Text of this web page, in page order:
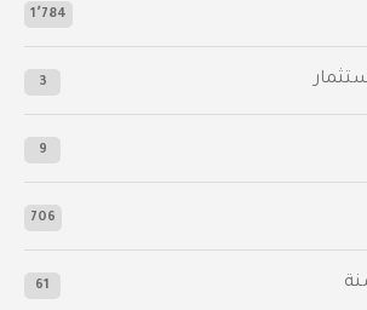
1٬784
3
9
706
61